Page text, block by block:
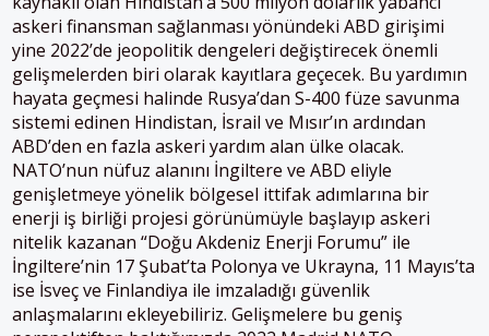
askeri finansman sağlanması yönündeki ABD girişimi
yine 2022’de jeopolitik dengeleri değiştirecek önemli
gelişmelerden biri olarak kayıtlara geçecek. Bu yardımın
hayata geçmesi halinde Rusya’dan S-400 füze savunma
sistemi edinen Hindistan, İsrail ve Mısır’ın ardından
ABD’den en fazla askeri yardım alan ülke olacak.
NATO’nun nüfuz alanını İngiltere ve ABD eliyle
genişletmeye yönelik bölgesel ittifak adımlarına bir
enerji iş birliği projesi görünümüyle başlayıp askeri
nitelik kazanan “Doğu Akdeniz Enerji Forumu” ile
İngiltere’nin 17 Şubat’ta Polonya ve Ukrayna, 11 Mayıs’ta
ise İsveç ve Finlandiya ile imzaladığı güvenlik
anlaşmalarını ekleyebiliriz. Gelişmelere bu geniş